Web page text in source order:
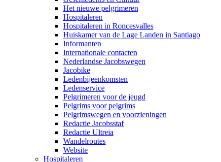
Het nieuwe pelgrimeren
Hospitaleren
Hospitaleren in Roncesvalles
Huiskamer van de Lage Landen in Santiago
Informanten
Internationale contacten
Nederlandse Jacobswegen
Jacobike
Ledenbijeenkomsten
Ledenservice
Pelgrimeren voor de jeugd
Pelgrims voor pelgrims
Pelgrimswegen en voorzieningen
Redactie Jacobsstaf
Redactie Ultreia
Wandelroutes
Website
Hospitaleren